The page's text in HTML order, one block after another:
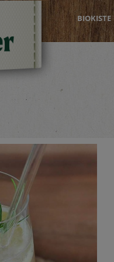
BIOKISTE